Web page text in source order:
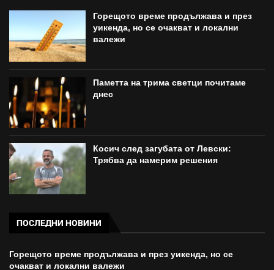
Горещото време продължава и през
уикенда, но се очакват и локални
валежи
Паметта на трима светци почитаме
днес
Косич след загубата от Левски:
Трябва да намерим решения
ПОСЛЕДНИ НОВИНИ
Горещото време продължава и през уикенда, но се
очакват и локални валежи